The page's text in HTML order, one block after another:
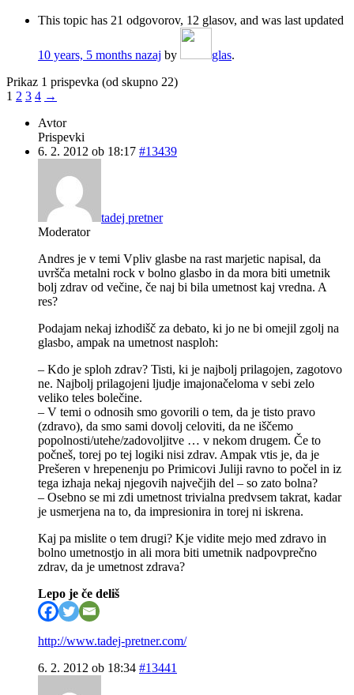
This topic has 21 odgovorov, 12 glasov, and was last updated
10 years, 5 months nazaj by glas.
Prikaz 1 prispevka (od skupno 22)
1 2 3 4 →
Avtor
Prispevki
6. 2. 2012 ob 18:17 #13439
tadej pretner
Moderator
Andres je v temi Vpliv glasbe na rast marjetic napisal, da
uvršča metalni rock v bolno glasbo in da mora biti umetnik
bolj zdrav od večine, če naj bi bila umetnost kaj vredna. A
res?
Podajam nekaj izhodišč za debato, ki jo ne bi omejil zgolj na
glasbo, ampak na umetnost nasploh:
– Kdo je sploh zdrav? Tisti, ki je najbolj prilagojen, zagotovo
ne. Najbolj prilagojeni ljudje imajonačeloma v sebi zelo
veliko teles bolečine.
– V temi o odnosih smo govorili o tem, da je tisto pravo
(zdravo), da smo sami dovolj celoviti, da ne iščemo
popolnosti/utehe/zadovoljitve … v nekom drugem. Če to
počneš, torej po tej logiki nisi zdrav. Ampak vtis je, da je
Prešeren v hrepenenju po Primicovi Juliji ravno to počel in iz
tega izhaja nekaj njegovih največjih del – so zato bolna?
– Osebno se mi zdi umetnost trivialna predvsem takrat, kadar
je usmerjena na to, da impresionira in torej ni iskrena.
Kaj pa mislite o tem drugi? Kje vidite mejo med zdravo in
bolno umetnostjo in ali mora biti umetnik nadpovprečno
zdrav, da je umetnost zdrava?
Lepo je če deliš
http://www.tadej-pretner.com/
6. 2. 2012 ob 18:34 #13441